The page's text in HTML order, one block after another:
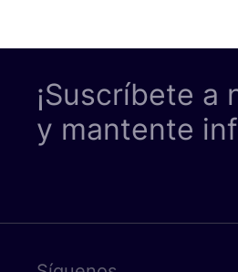
¡Suscríbete a
y mantente